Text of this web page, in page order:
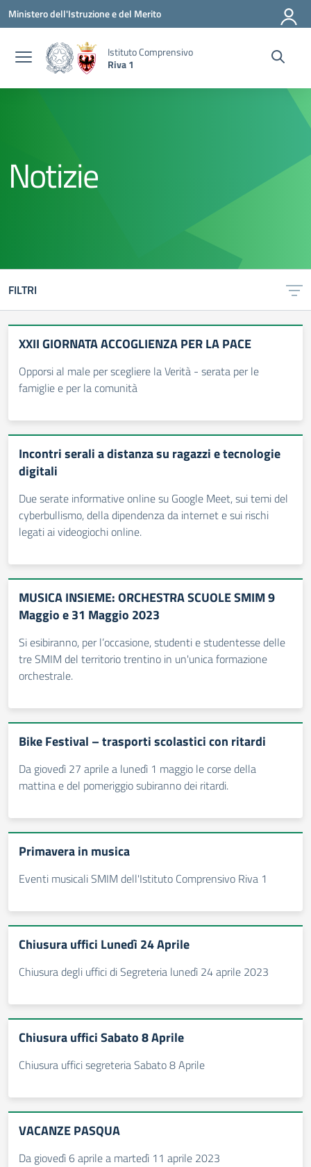
Vai ai contenuti
Vai al menu di navigazione
Vai al footer
Ministero dell'Istruzione e del Merito
Istituto Comprensivo
Riva 1
Notizie
FILTRI
XXII GIORNATA ACCOGLIENZA PER LA PACE
Opporsi al male per scegliere la Verità - serata per le
famiglie e per la comunità
Incontri serali a distanza su ragazzi e tecnologie
digitali
Due serate informative online su Google Meet, sui temi del
cyberbullismo, della dipendenza da internet e sui rischi
legati ai videogiochi online.
MUSICA INSIEME: ORCHESTRA SCUOLE SMIM 9
Maggio e 31 Maggio 2023
Si esibiranno, per l’occasione, studenti e studentesse delle
tre SMIM del territorio trentino in un'unica formazione
orchestrale.
Bike Festival – trasporti scolastici con ritardi
Da giovedì 27 aprile a lunedì 1 maggio le corse della
mattina e del pomeriggio subiranno dei ritardi.
Primavera in musica
Eventi musicali SMIM dell'Istituto Comprensivo Riva 1
Chiusura uffici Lunedì 24 Aprile
Chiusura degli uffici di Segreteria lunedì 24 aprile 2023
Chiusura uffici Sabato 8 Aprile
Chiusura uffici segreteria Sabato 8 Aprile
VACANZE PASQUA
Da giovedì 6 aprile a martedì 11 aprile 2023